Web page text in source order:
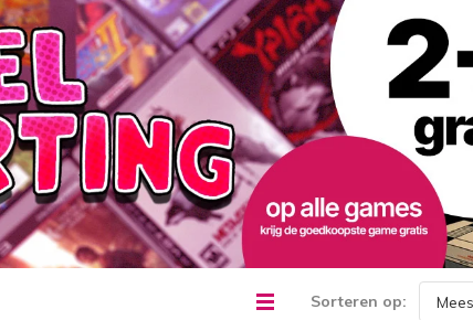
Sorteren op: